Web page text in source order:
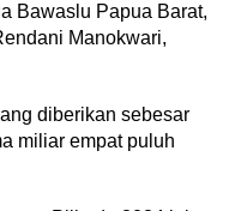
Bawaslu Papua Barat,
Manokwari,
diberikan sebesar
miliar empat puluh